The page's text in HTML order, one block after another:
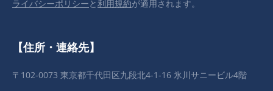
ライバシーポリシーと利用規約が適用されます。
【住所・連絡先】
〒102-0073 東京都千代田区九段北4-1-16 氷川サニービル4階